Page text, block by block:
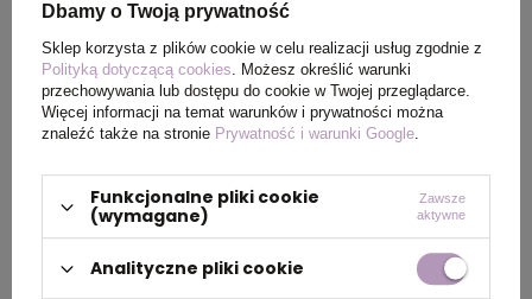
Ilość szt. w
kartonie
wewnętrznym
5
Wymiary
kartonu
zewnętrznego
60 x 40 x 25 cm
Dbamy o Twoją prywatność
Sklep korzysta z plików cookie w celu realizacji usług zgodnie z
Polityką dotyczącą cookies. Możesz określić warunki
przechowywania lub dostępu do cookie w Twojej przeglądarce.
Więcej informacji na temat warunków i prywatności można
znaleźć także na stronie Prywatność i warunki Google.
Funkcjonalne pliki cookie
(wymagane)
Zawsze
aktywne
Analityczne pliki cookie